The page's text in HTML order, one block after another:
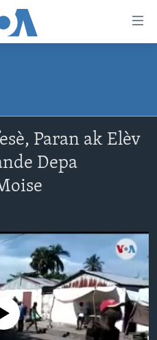
Paran ak Elèv
Depa
currently available